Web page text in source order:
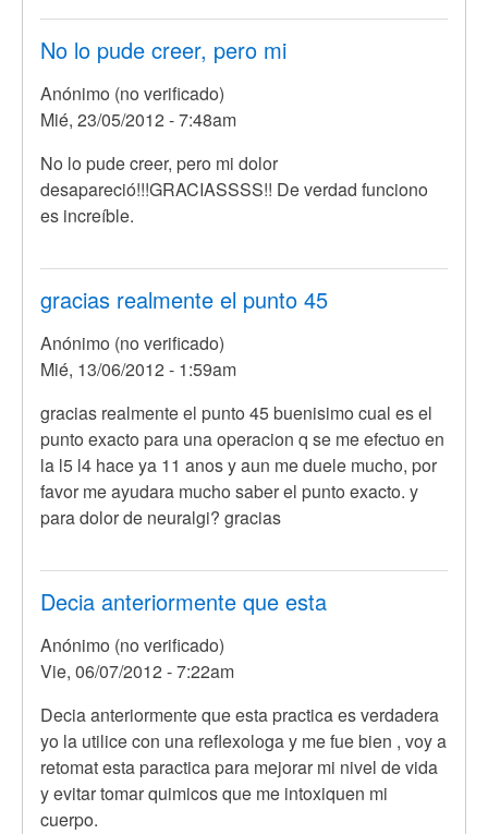
si
será
de
por
(no
verificado)
No lo pude creer, pero mi
Anónimo (no verificado)
Mié, 23/05/2012 - 7:48am
No lo pude creer, pero mi dolor
desapareció!!!GRACIASSSS!! De verdad funciono
es increíble.
gracias realmente el punto 45
Anónimo (no verificado)
Mié, 13/06/2012 - 1:59am
gracias realmente el punto 45 buenisimo cual es el
punto exacto para una operacion q se me efectuo en
la l5 l4 hace ya 11 anos y aun me duele mucho, por
favor me ayudara mucho saber el punto exacto. y
para dolor de neuralgi? gracias
Decia anteriormente que esta
Anónimo (no verificado)
Vie, 06/07/2012 - 7:22am
Decia anteriormente que esta practica es verdadera
yo la utilice con una reflexologa y me fue bien , voy a
retomat esta paractica para mejorar mi nivel de vida
y evitar tomar quimicos que me intoxiquen mi
cuerpo.